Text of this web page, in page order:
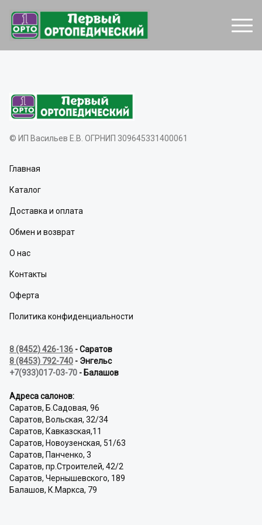
© ИП Васильев Е.В. ОГРНИП 309645331400061
Главная
Каталог
Доставка и оплата
Обмен и возврат
О нас
Контакты
Оферта
Политика конфиденциальности
8 (8452) 426-136 - Саратов
8 (8453) 792-740 - Энгельс
+7(933)017-03-70 - Балашов
Адреса салонов:
Саратов, Б.Садовая, 96
Саратов, Вольская, 32/34
Саратов, Кавказская,11
Саратов, Новоузенская, 51/63
Саратов, Панченко, 3
Саратов, пр.Строителей, 42/2
Саратов, Чернышевского, 189
Балашов, К.Маркса, 79